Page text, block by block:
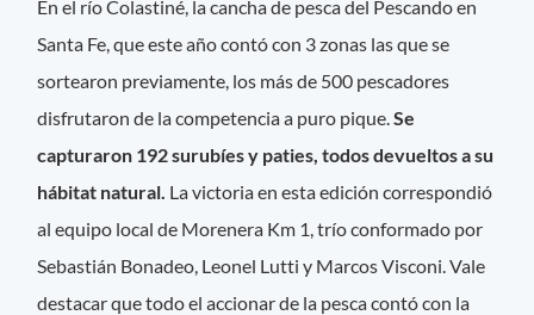
En el río Colastiné, la cancha de pesca del Pescando en
Santa Fe, que este año contó con 3 zonas las que se
sortearon previamente, los más de 500 pescadores
disfrutaron de la competencia a puro pique.Se
capturaron 192 surubíes y paties, todos devueltos a su
hábitat natural. La victoria en esta edición correspondió
al equipo local de Morenera Km 1, trío conformado por
Sebastián Bonadeo, Leonel Lutti y Marcos Visconi. Vale
destacar que todo el accionar de la pesca contó con la